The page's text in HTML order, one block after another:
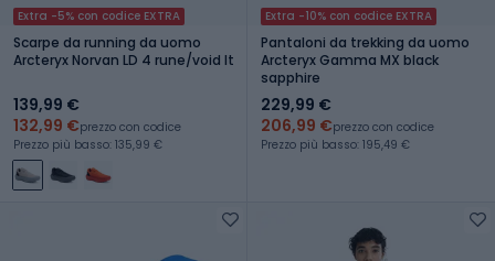
Extra -5% con codice EXTRA
Scarpe da running da uomo
Arcteryx Norvan LD 4 rune/void lt
139,99 €
132,99 €prezzo con codice
Prezzo più basso: 135,99 €
Extra -10% con codice EXTRA
Pantaloni da trekking da uomo
Arcteryx Gamma MX black
sapphire
229,99 €
206,99 €prezzo con codice
Prezzo più basso: 195,49 €